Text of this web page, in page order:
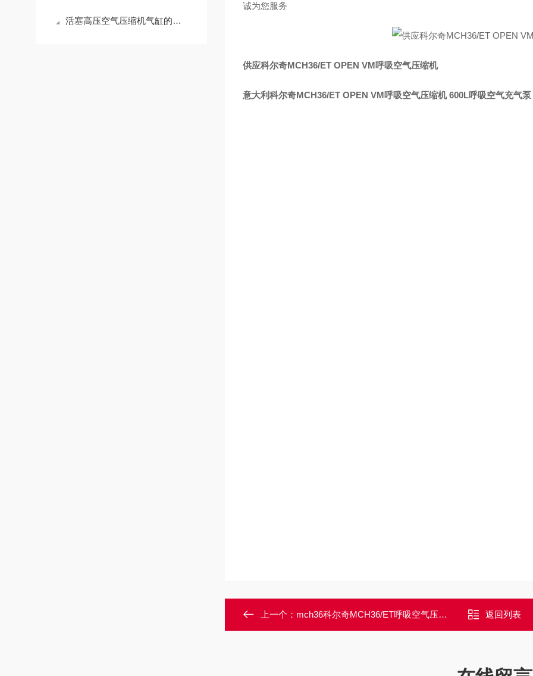
活塞高压空气压缩机气缸的密封与连接
诚为您服务
供应科尔奇MCH36/ET OPEN VM呼吸空气压缩机
意大利科尔奇MCH36/ET OPEN VM呼吸空气压缩机 600L呼吸空气充气泵
上一个： mch36科尔奇MCH36/ET呼吸空气压缩机原装产品 返回列表